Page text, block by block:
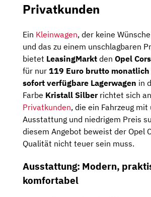
Privatkunden
Ein Kleinwagen, der keine
und das zu einem unschlagbaren
bietet LeasingMarkt den Opel
für nur 119 Euro brutto monatlich
sofort verfügbare Lagerwagen in
Farbe Kristall Silberrichtet sich an
Privatkunden, die ein Fahrzeug
Ausstattung und niedrigem Preis
diesem Angebot beweist der Opel
Qualität nicht teuer sein muss.
Ausstattung: Modern,
komfortabel